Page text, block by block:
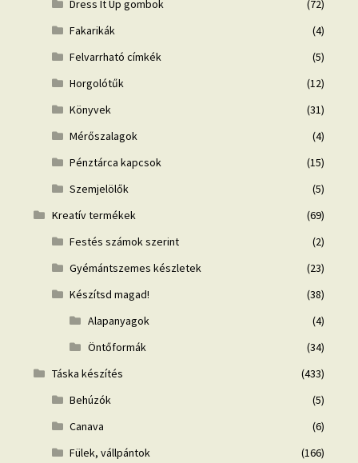
Dress It Up gombok
(72)
Fakarikák
(4)
Felvarrható címkék
(5)
Horgolótűk
(12)
Könyvek
(31)
Mérőszalagok
(4)
Pénztárca kapcsok
(15)
Szemjelölők
(5)
Kreatív termékek
(69)
Festés számok szerint
(2)
Gyémántszemes készletek
(23)
Készítsd magad!
(38)
Alapanyagok
(4)
Öntőformák
(34)
Táska készítés
(433)
Behúzók
(5)
Canava
(6)
Fülek, vállpántok
(166)